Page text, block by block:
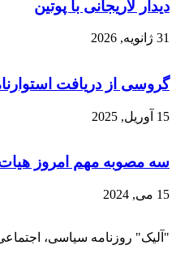
دیدار لاریجانی با پوتین
31 ژانویه, 2026
گروسی از دریافت
15 آوریل, 2025
سه مصوبه مهم امروز
15 می, 2024
"آلیک" روزنامه سیاسی،